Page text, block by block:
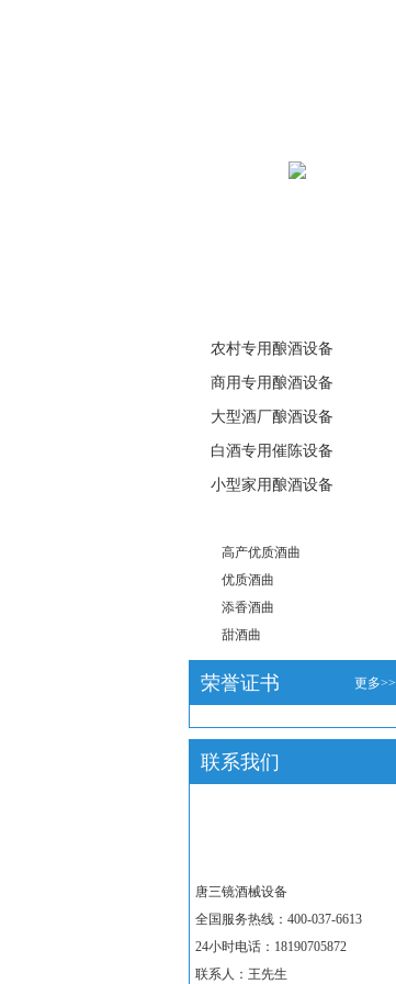
农村专用酿酒设备
商用专用酿酒设备
大型酒厂酿酒设备
白酒专用催陈设备
小型家用酿酒设备
高产优质酒曲
优质酒曲
添香酒曲
甜酒曲
更多>>
荣誉证书
联系我们
唐三镜酒械设备
全国服务热线：400-037-6613
24小时电话：18190705872
联系人：王先生